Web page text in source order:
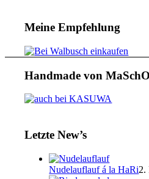
Meine Empfehlung
Handmade von
Letzte New’s
Nudelauflauf á la HaRi2.